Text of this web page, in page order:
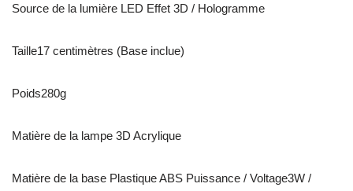
Source de la lumière LED Effet 3D / Hologramme
Taille17 centimètres (Base inclue)
Poids280g
Matière de la lampe 3D Acrylique
Matière de la base Plastique ABS Puissance / Voltage3W /